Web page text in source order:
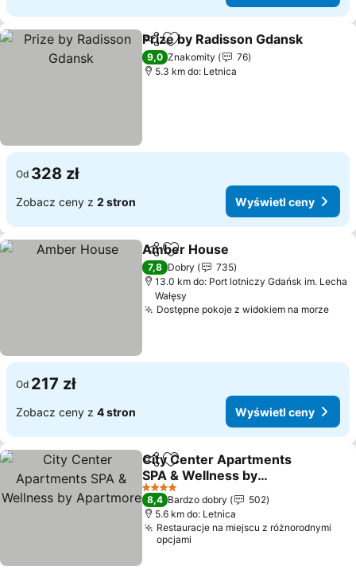
Udostępnij
Dodaj do ulubionych
Prize by Radisson Gdansk
9,0 Znakomity
76
5.3 km do: Letnica
Od 328 zł
Zobacz ceny z 2 stron Wyświetl ceny
Udostępnij
Dodaj do ulubionych
Amber House
7,8 Dobry
735
13.0 km do: Port lotniczy Gdańsk im. Lecha
Wałęsy
Dostępne pokoje z widokiem na morze
Od 217 zł
Zobacz ceny z 4 stron Wyświetl ceny
Udostępnij
Dodaj do ulubionych
City Center Apartments
SPA & Wellness by
Apartmore
Wyświetl ceny
4 Kategoria
8,4 Bardzo dobry
502
5.6 km do: Letnica
Restauracje na miejscu z różnorodnymi
opcjami